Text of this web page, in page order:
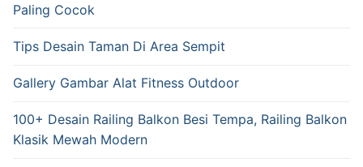
Paling Cocok
Tips Desain Taman Di Area Sempit
Gallery Gambar Alat Fitness Outdoor
100+ Desain Railing Balkon Besi Tempa, Railing Balkon
Klasik Mewah Modern